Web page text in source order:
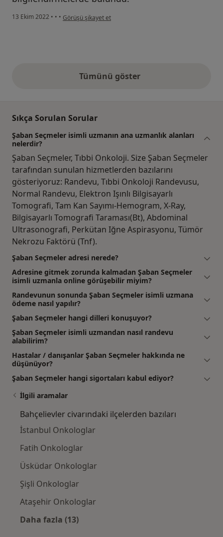
13 Ekim 2022 • • • kullanıcının görüşüne göre c....
Görüşü şikayet et
Tümünü gösteryukarıdaki görüşler
Sıkça Sorulan Sorular
Şaban Seçmeler isimli uzmanın ana uzmanlık alanları
nelerdir?
Şaban Seçmeler, Tıbbi Onkoloji. Size Şaban Seçmeler
tarafından sunulan hizmetlerden bazılarını
gösteriyoruz: Randevu, Tıbbi Onkoloji Randevusu,
Normal Randevu, Elektron Işınlı Bilgisayarlı
Tomografi, Tam Kan Sayımı-Hemogram, X-Ray,
Bilgisayarlı Tomografi Taraması(Bt), Abdominal
Ultrasonografi, Perkütan Iğne Aspirasyonu, Tümör
Nekrozu Faktörü (Tnf).
Şaban Seçmeler adresi nerede?
Adresine gitmek zorunda kalmadan Şaban Seçmeler
isimli uzmanla online görüşebilir miyim?
Randevunun sonunda Şaban Seçmeler isimli uzmana
ödeme nasıl yapılır?
Şaban Seçmeler hangi dilleri konuşuyor?
Şaban Seçmeler isimli uzmandan nasıl randevu
alabilirim?
Hastalar / danışanlar Şaban Seçmeler hakkında ne
düşünüyor?
Şaban Seçmeler hangi sigortaları kabul ediyor?
İlgili aramalar
Bahçelievler civarındaki ilçelerden bazıları
İstanbul Onkologlar
Fatih Onkologlar
Üsküdar Onkologlar
Şişli Onkologlar
Ataşehir Onkologlar
Daha fazla (13)